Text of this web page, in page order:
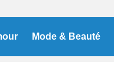
Mode & Beauté